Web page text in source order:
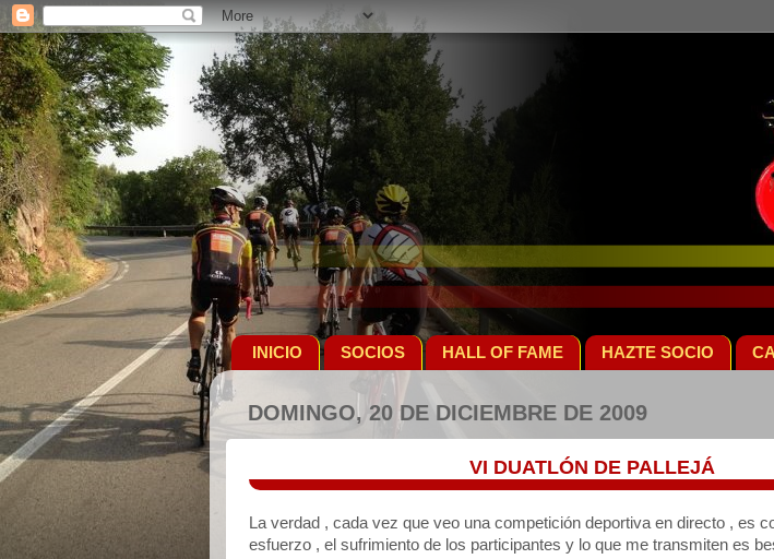
INICIO SOCIOS HALL OF FAME HAZTE SOCIO
DOMINGO, 20 DE DICIEMBRE DE 2009
VI DUATLÓN DE PALLEJÁ
La verdad , cada vez que veo una competición deportiva en directo , es
esfuerzo , el sufrimiento de los participantes y lo que me transmiten es